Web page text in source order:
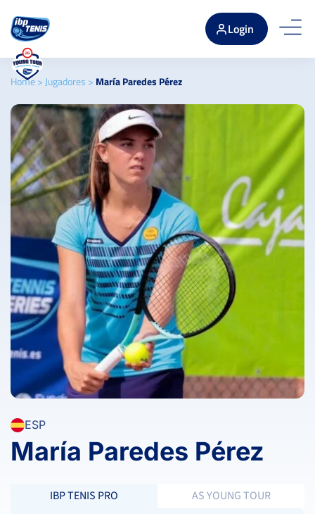
Login
Home> Jugadores > María Paredes Pérez
ESP
María Paredes Pérez
IBP TENIS PRO AS YOUNG TOUR